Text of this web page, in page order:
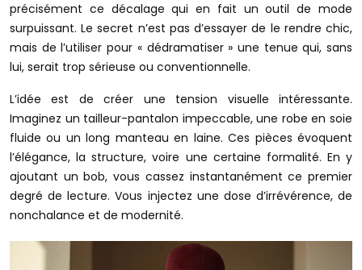
précisément ce décalage qui en fait un outil de mode
surpuissant. Le secret n’est pas d’essayer de le rendre chic,
mais de l’utiliser pour « dédramatiser » une tenue qui, sans
lui, serait trop sérieuse ou conventionnelle.
L’idée est de créer une tension visuelle intéressante.
Imaginez un tailleur-pantalon impeccable, une robe en soie
fluide ou un long manteau en laine. Ces pièces évoquent
l’élégance, la structure, voire une certaine formalité. En y
ajoutant un bob, vous cassez instantanément ce premier
degré de lecture. Vous injectez une dose d’irrévérence, de
nonchalance et de modernité.